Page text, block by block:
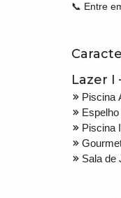
📞 Entre
Lazer I
Piscina
Espelho
Piscina
Sala de